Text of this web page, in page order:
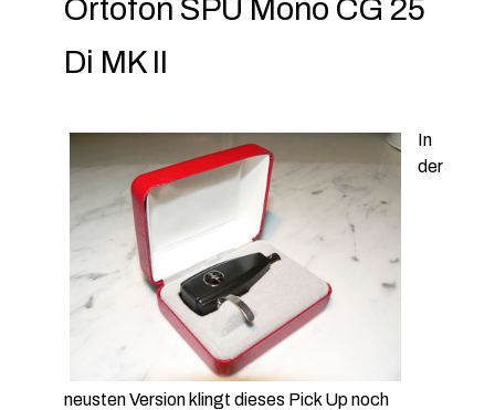
Ortofon SPU Mono CG 25
Di MK II
In
der
neusten Version klingt dieses Pick Up noch